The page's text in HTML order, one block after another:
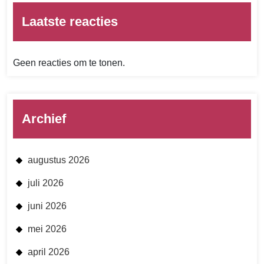
Laatste reacties
Geen reacties om te tonen.
Archief
augustus 2026
juli 2026
juni 2026
mei 2026
april 2026